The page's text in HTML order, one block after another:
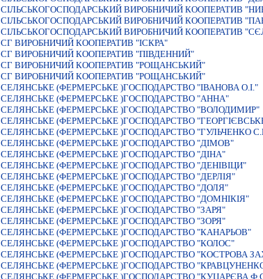
СІЛЬСЬКОГОСПОДАРСЬКИЙ ВИРОБНИЧИЙ КООПЕРАТИВ
СІЛЬСЬКОГОСПОДАРСЬКИЙ ВИРОБНИЧИЙ КООПЕРАТИВ
СІЛЬСЬКОГОСПОДАРСЬКИЙ ВИРОБНИЧИЙ КООПЕРАТИВ
СГ ВИРОБНИЧИЙ КООПЕРАТИВ "ІСКРА"
СГ ВИРОБНИЧИЙ КООПЕРАТИВ "ПІВДЕННИЙ"
СГ ВИРОБНИЧИЙ КООПЕРАТИВ "РОЩАНСЬКИЙ"
СГ ВИРОБНИЧИЙ КООПЕРАТИВ "РОЩАНСЬКИЙ"
СЕЛЯНСЬКЕ (ФЕРМЕРСЬКЕ )ГОСПОДАРСТВО "ІВАНОВА О.І."
СЕЛЯНСЬКЕ (ФЕРМЕРСЬКЕ )ГОСПОДАРСТВО "АННА"
СЕЛЯНСЬКЕ (ФЕРМЕРСЬКЕ )ГОСПОДАРСТВО "ВОЛОДИМИР"
СЕЛЯНСЬКЕ (ФЕРМЕРСЬКЕ )ГОСПОДАРСТВО
СЕЛЯНСЬКЕ (ФЕРМЕРСЬКЕ )ГОСПОДАРСТВО "ГУЛЬЧЕНКО
СЕЛЯНСЬКЕ (ФЕРМЕРСЬКЕ )ГОСПОДАРСТВО "ДIМОВ"
СЕЛЯНСЬКЕ (ФЕРМЕРСЬКЕ )ГОСПОДАРСТВО "ДІНА"
СЕЛЯНСЬКЕ (ФЕРМЕРСЬКЕ )ГОСПОДАРСТВО "ДЕНІВІЦИ"
СЕЛЯНСЬКЕ (ФЕРМЕРСЬКЕ )ГОСПОДАРСТВО "ДЕРЛІЯ"
СЕЛЯНСЬКЕ (ФЕРМЕРСЬКЕ )ГОСПОДАРСТВО "ДОЛЯ"
СЕЛЯНСЬКЕ (ФЕРМЕРСЬКЕ )ГОСПОДАРСТВО "ДОМНIКIЯ"
СЕЛЯНСЬКЕ (ФЕРМЕРСЬКЕ )ГОСПОДАРСТВО "ЗАРЯ"
СЕЛЯНСЬКЕ (ФЕРМЕРСЬКЕ )ГОСПОДАРСТВО "ЗОРЯ"
СЕЛЯНСЬКЕ (ФЕРМЕРСЬКЕ )ГОСПОДАРСТВО "КАНАРЬОВ"
СЕЛЯНСЬКЕ (ФЕРМЕРСЬКЕ )ГОСПОДАРСТВО "КОЛОС"
СЕЛЯНСЬКЕ (ФЕРМЕРСЬКЕ )ГОСПОДАРСТВО "КОСТРОВА
СЕЛЯНСЬКЕ (ФЕРМЕРСЬКЕ )ГОСПОДАРСТВО
СЕЛЯНСЬКЕ (ФЕРМЕРСЬКЕ )ГОСПОДАРСТВО "КУЦАРЄВА